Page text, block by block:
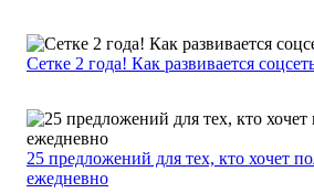
Сетке 2 года! Как развивается
25 предложений для тех, кто хочет
ежедневно